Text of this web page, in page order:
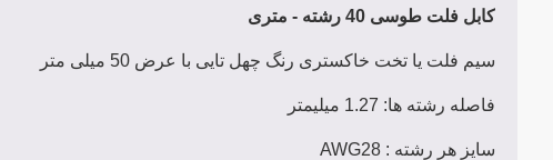
کابل فلت طوسی 40 رشته - متری
سیم فلت یا تخت خاکستری رنگ چهل تایی با عرض 50 میلی متر
فاصله رشته ها: 1.27 میلیمتر
سایز هر رشته : AWG28